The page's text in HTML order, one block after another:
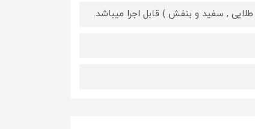
, سفید و بنفش ) قابل اجرا میباشد.